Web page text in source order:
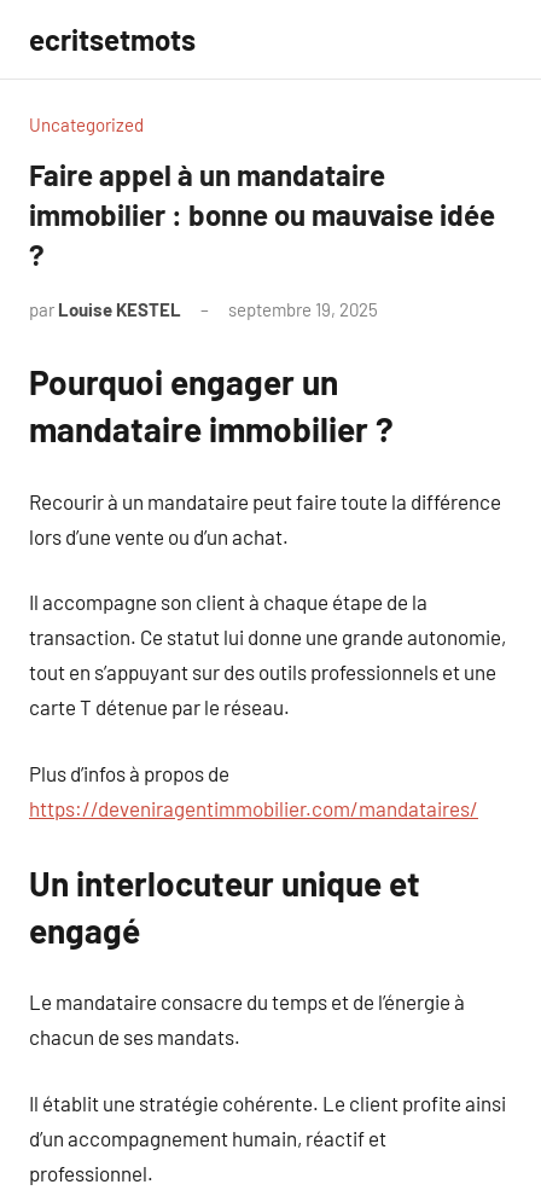
contenu
ecritsetmots
Uncategorized
Faire appel à un mandataire
immobilier : bonne ou mauvaise idée
?
par Louise KESTEL septembre 19, 2025
Pourquoi engager un
mandataire immobilier ?
Recourir à un mandataire peut faire toute la différence
lors d’une vente ou d’un achat.
Il accompagne son client à chaque étape de la
transaction. Ce statut lui donne une grande autonomie,
tout en s’appuyant sur des outils professionnels et une
carte T détenue par le réseau.
Plus d’infos à propos de
https://deveniragentimmobilier.com/mandataires/
Un interlocuteur unique et
engagé
Le mandataire consacre du temps et de l’énergie à
chacun de ses mandats.
Il établit une stratégie cohérente. Le client profite ainsi
d’un accompagnement humain, réactif et
professionnel.